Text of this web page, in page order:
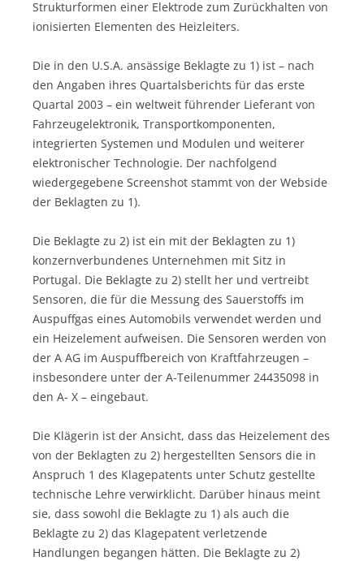
Strukturformen einer Elektrode zum Zurückhalten von
ionisierten Elementen des Heizleiters.
Die in den U.S.A. ansässige Beklagte zu 1) ist – nach
den Angaben ihres Quartalsberichts für das erste
Quartal 2003 – ein weltweit führender Lieferant von
Fahrzeugelektronik, Transportkomponenten,
integrierten Systemen und Modulen und weiterer
elektronischer Technologie. Der nachfolgend
wiedergegebene Screenshot stammt von der Webside
der Beklagten zu 1).
Die Beklagte zu 2) ist ein mit der Beklagten zu 1)
konzernverbundenes Unternehmen mit Sitz in
Portugal. Die Beklagte zu 2) stellt her und vertreibt
Sensoren, die für die Messung des Sauerstoffs im
Auspuffgas eines Automobils verwendet werden und
ein Heizelement aufweisen. Die Sensoren werden von
der A AG im Auspuffbereich von Kraftfahrzeugen –
insbesondere unter der A-Teilenummer 24435098 in
den A- X – eingebaut.
Die Klägerin ist der Ansicht, dass das Heizelement des
von der Beklagten zu 2) hergestellten Sensors die in
Anspruch 1 des Klagepatents unter Schutz gestellte
technische Lehre verwirklicht. Darüber hinaus meint
sie, dass sowohl die Beklagte zu 1) als auch die
Beklagte zu 2) das Klagepatent verletzende
Handlungen begangen hätten. Die Beklagte zu 2)